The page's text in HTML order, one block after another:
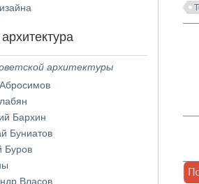
архитектуры
Бархин
Буниатов
Буров
Власов